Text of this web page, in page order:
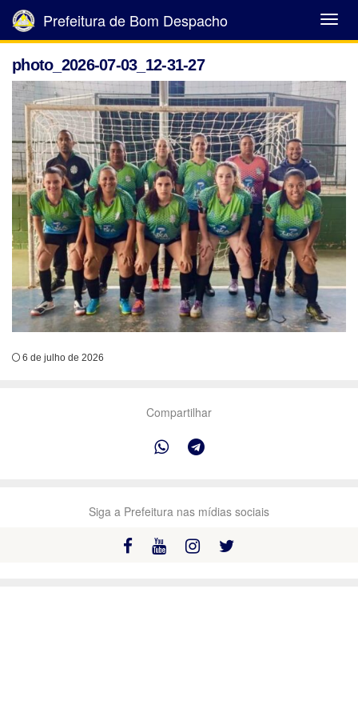
Abrir
Menu
Prefeitura de Bom Despacho
photo_2026-07-03_12-31-27
6 de julho de 2026
Compartilhar
Siga a Prefeitura nas mídias sociais